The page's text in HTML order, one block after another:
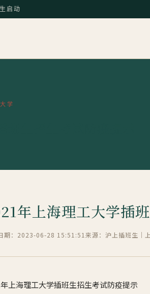
启动
学
年上海理工大学插
期：2023-06-28 15:51:51 来源：沪上插班生｜
上海理工大学插班生招生考试防疫提示